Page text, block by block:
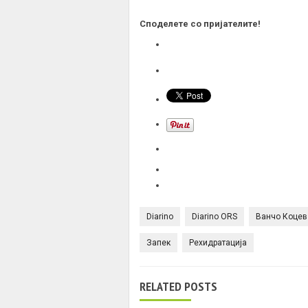
Споделете со пријателите!
Diarino Diarino ORS Ванчо Коцев
Запек Рехидратација
RELATED POSTS